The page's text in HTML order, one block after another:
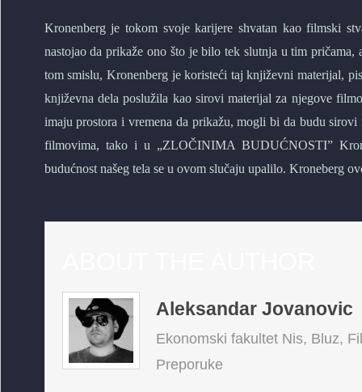
Kronenberg je tokom svoje karijere shvatan kao filmski
nastojao da prikaže ono što je bilo tek slutnja u tim
tom smislu, Kronenberg je koristeći taj književni materijal,
književna dela poslužila kao sirovi materijal za njegove
imaju prostora i vremena da prikažu, mogli bi da budu
filmovima, tako i u „ZLOČINIMA BUDUĆNOSTI”
budućnost našeg tela se u ovom slučaju upalilo. Kroneberg
Aleksandar Jovanovic
Ekonomski fakultet Nis, Bluz,
Preporuke